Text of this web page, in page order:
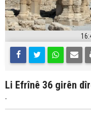
Li Efrînê 36 girên
.